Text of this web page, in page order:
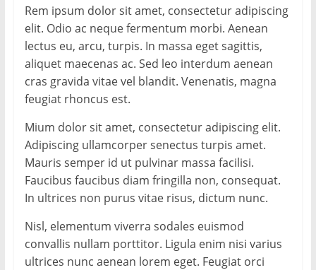
Rem ipsum dolor sit amet, consectetur adipiscing
elit. Odio ac neque fermentum morbi. Aenean
lectus eu, arcu, turpis. In massa eget sagittis,
aliquet maecenas ac. Sed leo interdum aenean
cras gravida vitae vel blandit. Venenatis, magna
feugiat rhoncus est.
Mium dolor sit amet, consectetur adipiscing elit.
Adipiscing ullamcorper senectus turpis amet.
Mauris semper id ut pulvinar massa facilisi.
Faucibus faucibus diam fringilla non, consequat.
In ultrices non purus vitae risus, dictum nunc.
Nisl, elementum viverra sodales euismod
convallis nullam porttitor. Ligula enim nisi varius
ultrices nunc aenean lorem eget. Feugiat orci